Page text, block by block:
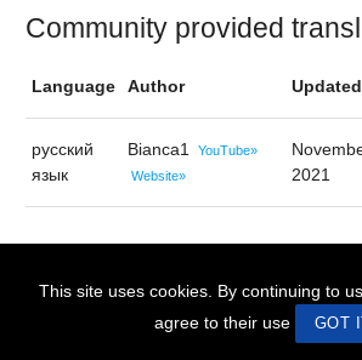
Community provided
Language Author Updated
русский
язык
Bianca1
YouTube»
Website»
2021
This site uses cookies. By continuing to
agree to their use
GOT
! BIENVENIDOS!~
Site Design © 2026
ip 172.22.0.1, language en